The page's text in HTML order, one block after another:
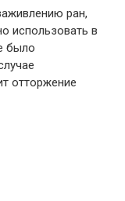
ран,
использовать в
было
отторжение